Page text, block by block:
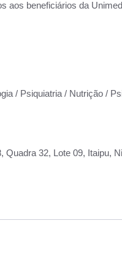
aos beneficiários da
/ Psiquiatria / Nutrição /
32, Lote 09, Itaipu,